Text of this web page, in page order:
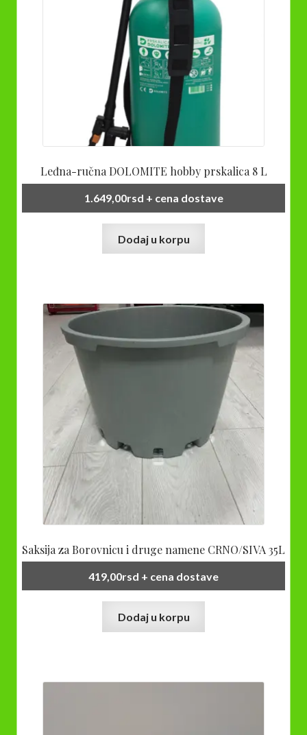
Leđna-ručna DOLOMITE hobby prskalica 8 L
1.649,00rsd + cena dostave
Dodaj u korpu
Saksija za Borovnicu i druge namene CRNO/SIVA 35L
419,00rsd + cena dostave
Dodaj u korpu